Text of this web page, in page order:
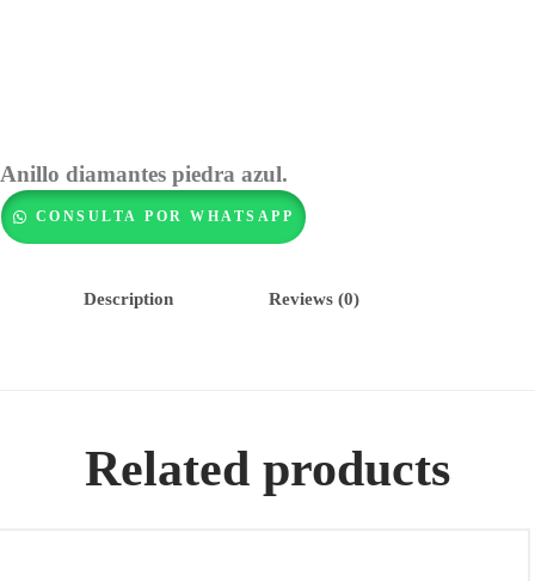
Anillo diamantes piedra azul.
CONSULTA POR WHATSAPP
Description Reviews (0)
Related products